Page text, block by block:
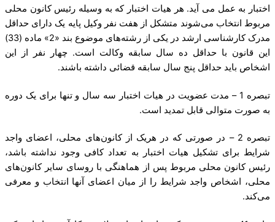
اختبار به عمل می آید. هر هیات اختبار که به وسیله رئیس کانون محلی
مربوط انتخاب می‌شوند متشکل از هفت نفر وکیل پایه یک دارای حداقل
مدرک کارشناسی ارشد در یکی از رشته‌های موضوع بند «2» ماده (33)
این قانون با حداقل ده سال سابقه وکالت است. چهار نفر از این
اشخاص باید حداقل پنج سال سابقه قضائی داشته باشند.
تبصره 1 – مدت عضویت در هیات اختبار سه سال و تنها برای یک دوره
به صورت متوالی قابل تمدید است.
تبصره 2 – در صورتی که در هریک از کانون‌های محلی، اعضای واجد
شرایط برای تشکیل هیات اختبار به تعداد کافی وجود نداشته باشد،
رئیس کانون محلی مربوط پس از هماهنگی با روسای سایر کانون‌های
محلی، اشخاص واجد شرایط را از میان اعضای آنها انتخاب و معرفی
می‌کند.